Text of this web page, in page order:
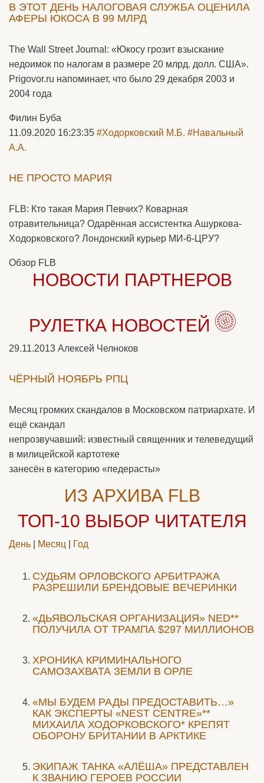
В ЭТОТ ДЕНЬ НАЛОГОВАЯ СЛУЖБА ОЦЕНИЛА
АФЕРЫ ЮКОСА В 99 МЛРД
The Wall Street Journal: «Юкосу грозит взыскание
недоимок по налогам в размере 20 млрд. долл. США».
Prigovor.ru напоминает, что было 29 декабря 2003 и
2004 года
Филин Буба
11.09.2020 16:23:35 #Ходорковский М.Б. #Навальный
А.А.
НЕ ПРОСТО МАРИЯ
FLB: Кто такая Мария Певчих? Коварная
отравительница? Одарённая ассистентка Ашуркова-
Ходорковского? Лондонский курьер МИ-6-ЦРУ?
Обзор FLB
НОВОСТИ ПАРТНЕРОВ
РУЛЕТКА НОВОСТЕЙ
29.11.2013 Алексей Челноков
ЧЁРНЫЙ НОЯБРЬ РПЦ
Месяц громких скандалов в Московском патриархате. И
ещё скандал
непрозвучавший: известный священник и телеведущий
в милицейской картотеке
занесён в категорию «педерасты»
ИЗ АРХИВА FLB
ТОП-10 ВЫБОР ЧИТАТЕЛЯ
День Месяц Год
CУДЬЯМ ОРЛОВСКОГО АРБИТРАЖА
РАЗРЕШИЛИ БРЕНДОВЫЕ ВЕЧЕРИНКИ
«ДЬЯВОЛЬСКАЯ ОРГАНИЗАЦИЯ» NED**
ПОЛУЧИЛА ОТ ТРАМПА $297 МИЛЛИОНОВ
ХРОНИКА КРИМИНАЛЬНОГО
САМОЗАХВАТА ЗЕМЛИ В ОРЛЕ
«МЫ БУДЕМ РАДЫ ПРЕДОСТАВИТЬ…»
КАК ЭКСПЕРТЫ «NEST CENTRE»**
МИХАИЛА ХОДОРКОВСКОГО* КРЕПЯТ
ОБОРОНУ БРИТАНИИ В АРКТИКЕ
ЭКИПАЖ ТАНКА «АЛЁША» ПРЕДСТАВЛЕН
К ЗВАНИЮ ГЕРОЕВ РОССИИ